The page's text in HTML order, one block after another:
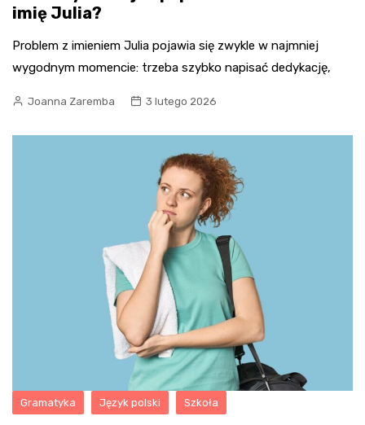
imię Julia?
Problem z imieniem Julia pojawia się zwykle w najmniej
wygodnym momencie: trzeba szybko napisać dedykację,
Joanna Zaremba 3 lutego 2026
Gramatyka Język polski Szkoła